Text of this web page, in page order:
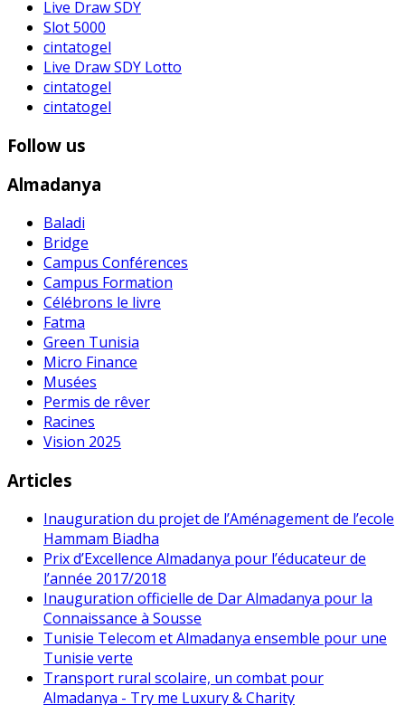
Live Draw SDY
Slot 5000
cintatogel
Live Draw SDY Lotto
cintatogel
cintatogel
Follow us
Almadanya
Baladi
Bridge
Campus Conférences
Campus Formation
Célébrons le livre
Fatma
Green Tunisia
Micro Finance
Musées
Permis de rêver
Racines
Vision 2025
Articles
Inauguration du projet de l’Aménagement de l’ecole
Hammam Biadha
Prix d’Excellence Almadanya pour l’éducateur de
l’année 2017/2018
Inauguration officielle de Dar Almadanya pour la
Connaissance à Sousse
Tunisie Telecom et Almadanya ensemble pour une
Tunisie verte
Transport rural scolaire, un combat pour
Almadanya - Try me Luxury & Charity